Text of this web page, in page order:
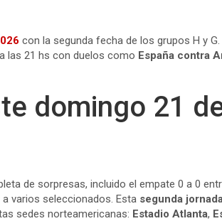
con la segunda fecha de los grupos H y
las 21 hs con duelos como España contra
domingo 21
de sorpresas, incluido el empate 0 a 0
varios seleccionados. Esta segunda
sedes norteamericanas: Estadio Atlanta,